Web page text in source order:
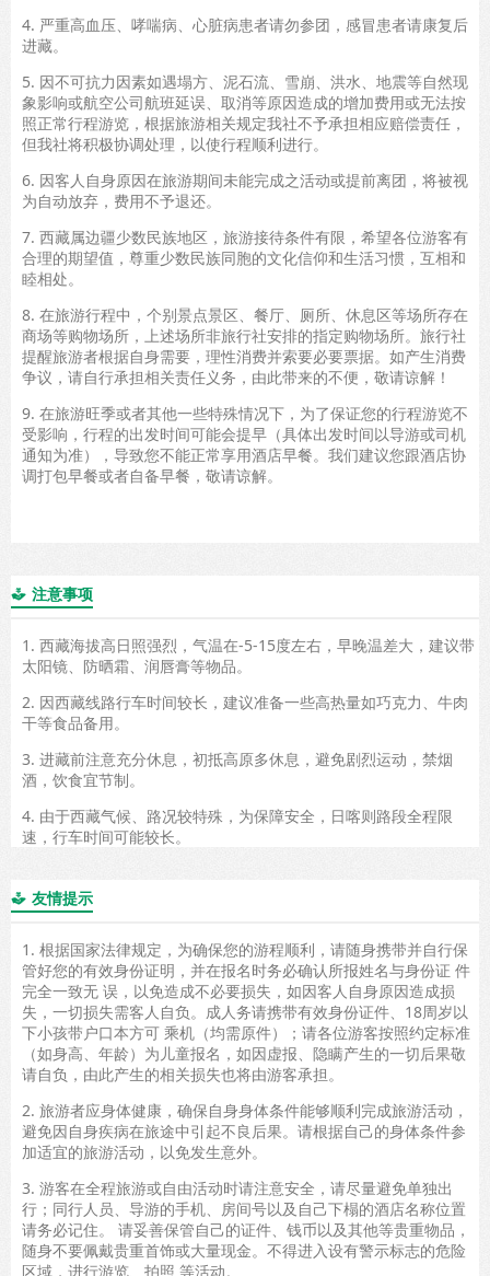
4. 严重高血压、哮喘病、心脏病患者请勿参团，感冒患者请康复后
进藏。
5. 因不可抗力因素如遇塌方、泥石流、雪崩、洪水、地震等自然现
象影响或航空公司航班延误、取消等原因造成的增加费用或无法按
照正常行程游览，根据旅游相关规定我社不予承担相应赔偿责任，
但我社将积极协调处理，以使行程顺利进行。
6. 因客人自身原因在旅游期间未能完成之活动或提前离团，将被视
为自动放弃，费用不予退还。
7. 西藏属边疆少数民族地区，旅游接待条件有限，希望各位游客有
合理的期望值，尊重少数民族同胞的文化信仰和生活习惯，互相和
睦相处。
8. 在旅游行程中，个别景点景区、餐厅、厕所、休息区等场所存在
商场等购物场所，上述场所非旅行社安排的指定购物场所。旅行社
提醒旅游者根据自身需要，理性消费并索要必要票据。如产生消费
争议，请自行承担相关责任义务，由此带来的不便，敬请谅解！
9. 在旅游旺季或者其他一些特殊情况下，为了保证您的行程游览不
受影响，行程的出发时间可能会提早（具体出发时间以导游或司机
通知为准），导致您不能正常享用酒店早餐。我们建议您跟酒店协
调打包早餐或者自备早餐，敬请谅解。
 注意事项
1. 西藏海拔高日照强烈，气温在-5-15度左右，早晚温差大，建议带
太阳镜、防晒霜、润唇膏等物品。
2. 因西藏线路行车时间较长，建议准备一些高热量如巧克力、牛肉
干等食品备用。
3. 进藏前注意充分休息，初抵高原多休息，避免剧烈运动，禁烟
酒，饮食宜节制。
4. 由于西藏气候、路况较特殊，为保障安全，日喀则路段全程限
速，行车时间可能较长。
 友情提示
1. 根据国家法律规定，为确保您的游程顺利，请随身携带并自行保
管好您的有效身份证明，并在报名时务必确认所报姓名与身份证 件
完全一致无 误，以免造成不必要损失，如因客人自身原因造成损
失，一切损失需客人自负。成人务请携带有效身份证件、18周岁以
下小孩带户口本方可 乘机（均需原件）；请各位游客按照约定标准
（如身高、年龄）为儿童报名，如因虚报、隐瞒产生的一切后果敬
请自负，由此产生的相关损失也将由游客承担。
2. 旅游者应身体健康，确保自身身体条件能够顺利完成旅游活动，
避免因自身疾病在旅途中引起不良后果。请根据自己的身体条件参
加适宜的旅游活动，以免发生意外。
3. 游客在全程旅游或自由活动时请注意安全，请尽量避免单独出
行；同行人员、导游的手机、房间号以及自己下榻的酒店名称位置
请务必记住。 请妥善保管自己的证件、钱币以及其他等贵重物品，
随身不要佩戴贵重首饰或大量现金。不得进入设有警示标志的危险
区域，进行游览、拍照 等活动。